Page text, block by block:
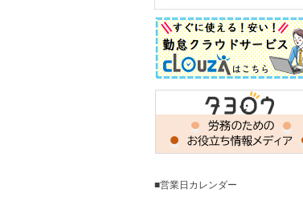
■営業日カレンダー